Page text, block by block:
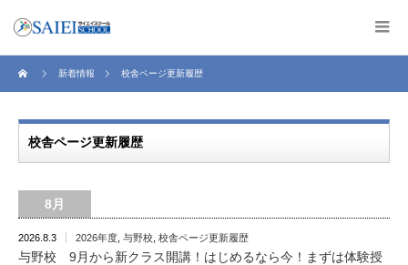
新着情報 校舎ページ更新履歴
校舎ページ更新履歴
8月
2026.8.3 2026年度 与野校 校舎ページ更新履歴
与野校 9月から新クラス開講！はじめるなら今！まずは体験授